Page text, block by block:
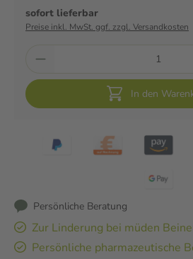
sofort lieferbar
Preise inkl. MwSt. ggf. zzgl. Versandkosten
In den
Persönliche Beratung
Zur Linderung bei müden
Persönliche pharmazeutische